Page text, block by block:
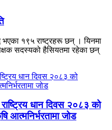
भएका १९५ राष्ट्रहरू छन् । यिनमा
सदस्यको हैसियतमा रहेका छन्
धान दिवस २०८३ को
आत्मनिर्भरतामा जोड